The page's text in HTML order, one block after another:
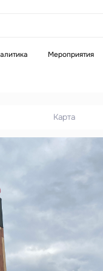
Мероприятия
Карта
поле